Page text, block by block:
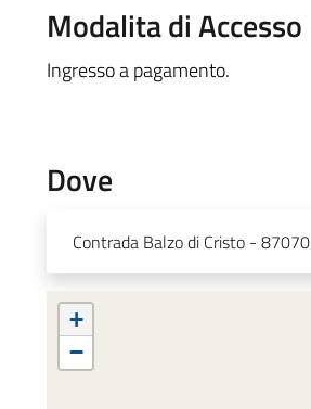
Modalita di Accesso
Ingresso a pagamento.
Dove
Contrada Balzo di Cristo - 87070
+
−